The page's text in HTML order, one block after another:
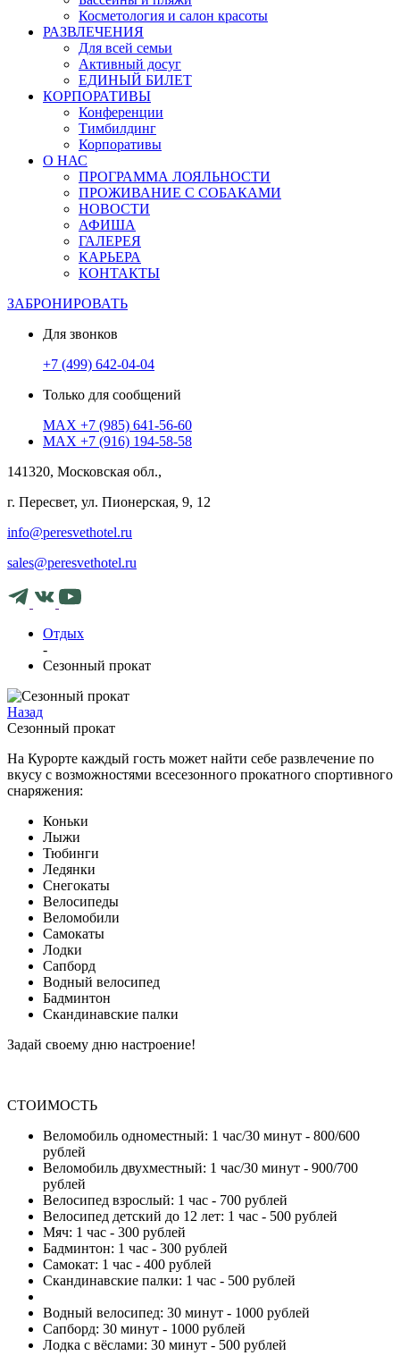
Косметология и салон красоты
РАЗВЛЕЧЕНИЯ
Для всей семьи
Активный досуг
ЕДИНЫЙ БИЛЕТ
КОРПОРАТИВЫ
Конференции
Тимбилдинг
Корпоративы
О НАС
ПРОГРАММА ЛОЯЛЬНОСТИ
ПРОЖИВАНИЕ С СОБАКАМИ
НОВОСТИ
АФИША
ГАЛЕРЕЯ
КАРЬЕРА
КОНТАКТЫ
ЗАБРОНИРОВАТЬ
Для звонков
+7 (499) 642-04-04
Только для сообщений
MAX +7 (985) 641-56-60
MAX +7 (916) 194-58-58
141320, Московская обл.,
г. Пересвет, ул. Пионерская, 9, 12
info@peresvethotel.ru
sales@peresvethotel.ru
Отдых
-
Сезонный прокат
Назад
Сезонный прокат
На Курорте каждый гость может найти себе развлечение по
вкусу с возможностями всесезонного прокатного спортивного
снаряжения:
Коньки
Лыжи
Тюбинги
Ледянки
Снегокаты
Велосипеды
Веломобили
Самокаты
Лодки
Сапборд
Водный велосипед
Бадминтон
Скандинавские палки
Задай своему дню настроение!
СТОИМОСТЬ
Веломобиль одноместный: 1 час/30 минут - 800/600
рублей
Веломобиль двухместный: 1 час/30 минут - 900/700
рублей
Велосипед взрослый: 1 час - 700 рублей
Велосипед детский до 12 лет: 1 час - 500 рублей
Мяч: 1 час - 300 рублей
Бадминтон: 1 час - 300 рублей
Самокат: 1 час - 400 рублей
Скандинавские палки: 1 час - 500 рублей
Водный велосипед: 30 минут - 1000 рублей
Сапборд: 30 минут - 1000 рублей
Лодка с вёслами: 30 минут - 500 рублей